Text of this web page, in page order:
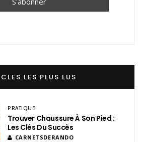
LES PLUS LUS
PRATIQUE
Trouver Chaussure À Son Pied :
Les Clés Du Succès
CARNETSDERANDO